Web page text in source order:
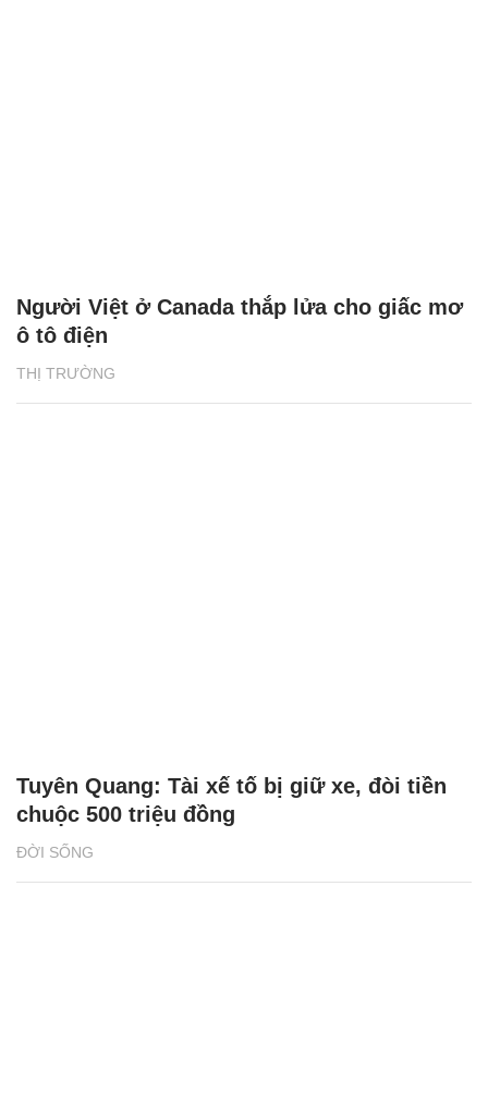
THỊ TRƯỜNG
Người Việt ở Canada thắp lửa cho giấc mơ
ô tô điện
ĐỜI SỐNG
Tuyên Quang: Tài xế tố bị giữ xe, đòi tiền
chuộc 500 triệu đồng